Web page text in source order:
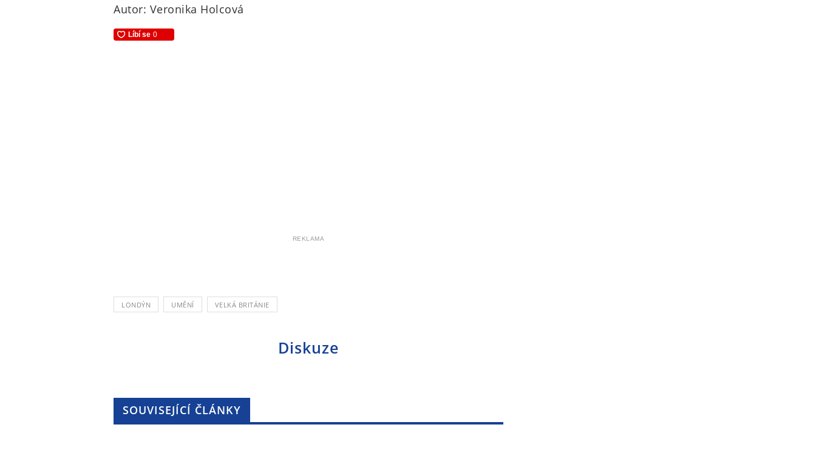
Autor: Veronika Holcová
REKLAMA
LONDÝN UMĚNÍ VELKÁ BRITÁNIE
Diskuze
SOUVISEJÍCÍ ČLÁNKY